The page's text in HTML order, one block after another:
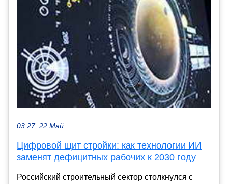
03:27, 22 Май
Цифровой щит стройки: как технологии ИИ
заменят дефицитных рабочих к 2030 году
Российский строительный сектор столкнулся с